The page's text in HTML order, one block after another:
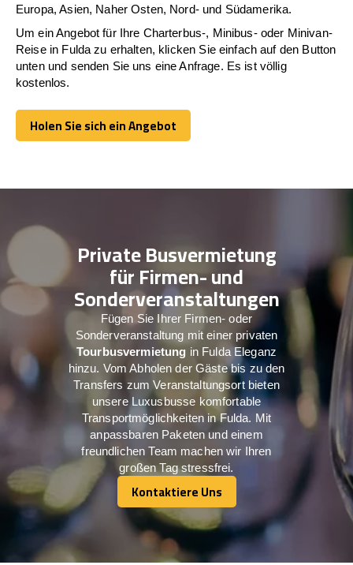
Europa, Asien, Naher Osten, Nord- und Südamerika.
Um ein Angebot für Ihre Charterbus-, Minibus- oder Minivan-
Reise in Fulda zu erhalten, klicken Sie einfach auf den Button
unten und senden Sie uns eine Anfrage. Es ist völlig
kostenlos.
Holen Sie sich ein Angebot
Holen Sie sich ein Angebot
Private Busvermietung
für Firmen- und
Sonderveranstaltungen
Fügen Sie Ihrer Firmen- oder
Sonderveranstaltung mit einer privaten
Tourbusvermietung in Fulda Eleganz
hinzu. Vom Abholen der Gäste bis zu den
Transfers zum Veranstaltungsort bieten
unsere Luxusbusse komfortable
Transportmöglichkeiten in Fulda. Mit
anpassbaren Paketen und einem
freundlichen Team machen wir Ihren
großen Tag stressfrei.
Kontaktiere Uns
Kontaktiere Uns